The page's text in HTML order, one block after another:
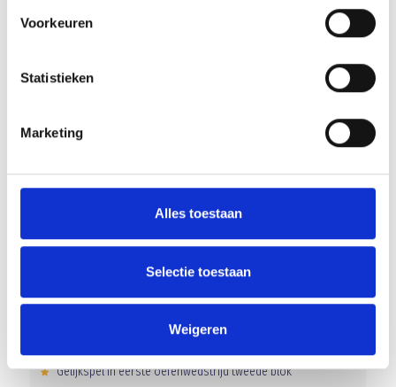
Voorkeuren
Statistieken
Marketing
Alles toestaan
Selectie toestaan
Weigeren
Mees Monde “Pupil van de Week”
Overwinning op Mierlo Hout
Gelijkspel in eerste oefenwedstrijd tweede blok